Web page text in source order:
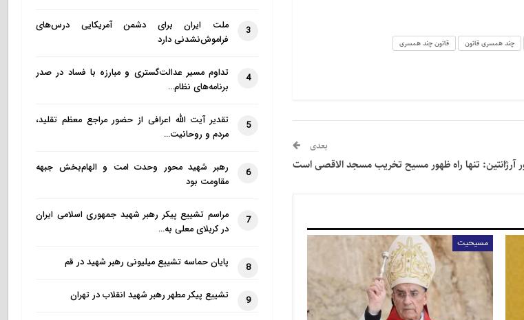
چند همسری قانون قانون چند همسری
بعدی
آرژانتین: تنها راه ظهور مسیح تخریب مسجد الاقصی است
مسیحیت
3
ملت ایران برای دشمن آمریکایی درس‌های
فراموش‌نشدنی دارد
4
تداوم مسیر عدالت‌گستری و مبارزه با فساد در صدر
برنامه‌های نظام…
5
تقدیر آیت الله اعرافی از حضور مراجع معظم تقلید،
مردم و روحانیت…
6
رهبر شهید محور وحدت امت و الهام‌بخش جبهه
مقاومت بود
7
مراسم تشییع پیکر رهبر شهید جمهوری اسلامی ایران
در کربلای معلی به…
8 پایان حماسه تشییع میلیونی رهبر شهید در قم
9 تشییع پیکر مطهر رهبر شهید انقلاب در تهران